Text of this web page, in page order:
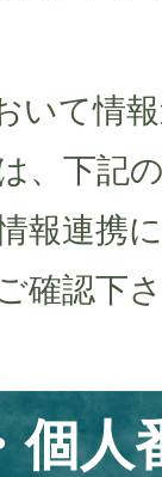
いて情
、下記
報連携
確認下
個人